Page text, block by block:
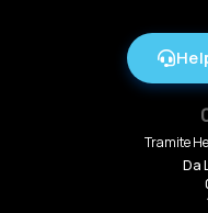
Tramite
Da